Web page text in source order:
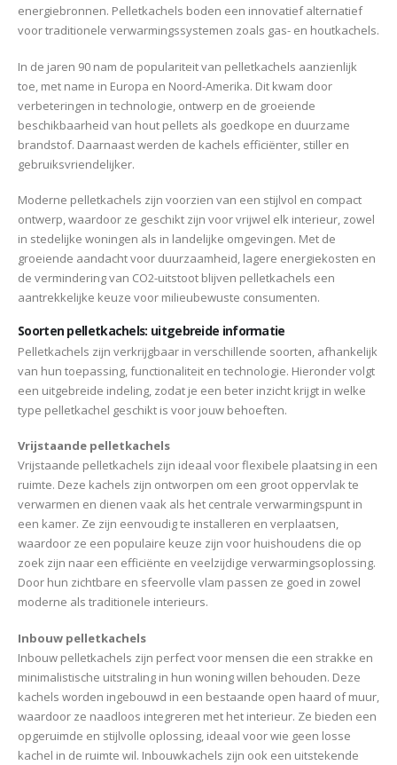
energiebronnen. Pelletkachels boden een innovatief alternatief
voor traditionele verwarmingssystemen zoals gas- en houtkachels.
In de jaren 90 nam de populariteit van pelletkachels aanzienlijk
toe, met name in Europa en Noord-Amerika. Dit kwam door
verbeteringen in technologie, ontwerp en de groeiende
beschikbaarheid van hout pellets als goedkope en duurzame
brandstof. Daarnaast werden de kachels efficiënter, stiller en
gebruiksvriendelijker.
Moderne pelletkachels zijn voorzien van een stijlvol en compact
ontwerp, waardoor ze geschikt zijn voor vrijwel elk interieur, zowel
in stedelijke woningen als in landelijke omgevingen. Met de
groeiende aandacht voor duurzaamheid, lagere energiekosten en
de vermindering van CO2-uitstoot blijven pelletkachels een
aantrekkelijke keuze voor milieubewuste consumenten.
Soorten pelletkachels: uitgebreide informatie
Pelletkachels zijn verkrijgbaar in verschillende soorten, afhankelijk
van hun toepassing, functionaliteit en technologie. Hieronder volgt
een uitgebreide indeling, zodat je een beter inzicht krijgt in welke
type pelletkachel geschikt is voor jouw behoeften.
Vrijstaande pelletkachels
Vrijstaande pelletkachels zijn ideaal voor flexibele plaatsing in een
ruimte. Deze kachels zijn ontworpen om een groot oppervlak te
verwarmen en dienen vaak als het centrale verwarmingspunt in
een kamer. Ze zijn eenvoudig te installeren en verplaatsen,
waardoor ze een populaire keuze zijn voor huishoudens die op
zoek zijn naar een efficiënte en veelzijdige verwarmingsoplossing.
Door hun zichtbare en sfeervolle vlam passen ze goed in zowel
moderne als traditionele interieurs.
Inbouw pelletkachels
Inbouw pelletkachels zijn perfect voor mensen die een strakke en
minimalistische uitstraling in hun woning willen behouden. Deze
kachels worden ingebouwd in een bestaande open haard of muur,
waardoor ze naadloos integreren met het interieur. Ze bieden een
opgeruimde en stijlvolle oplossing, ideaal voor wie geen losse
kachel in de ruimte wil. Inbouwkachels zijn ook een uitstekende